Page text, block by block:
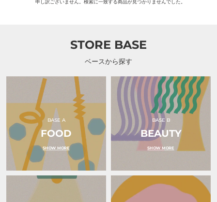
申し訳ございません。検索に一致する商品が見つかりませんでした。
STORE BASE
ベースから探す
BASE A
FOOD
SHOW MORE
BASE B
BEAUTY
SHOW MORE